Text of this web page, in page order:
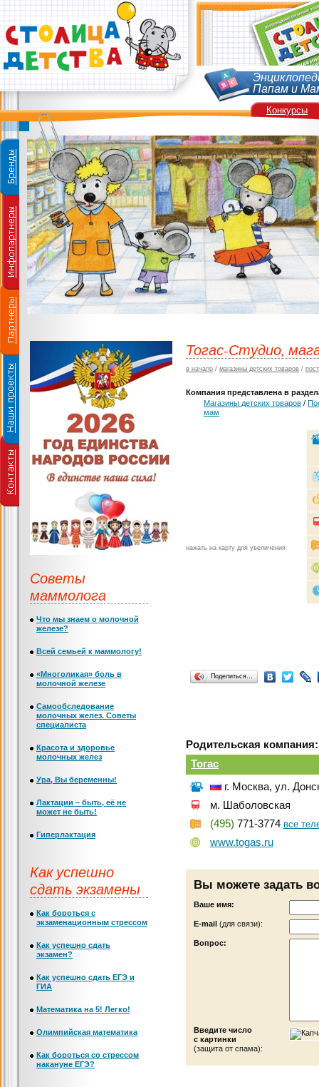
Папам и
Тогас-Студио,
в начало / магазины детских товаров /
Компания представлена в
Магазины детских товаров /
мам
нажать на карту для увеличения
Поделиться…
Родительская компания:
Тогас
г. Москва, ул.
м. Шаболовская
(495) 771-3774 все
www.togas.ru
Вы можете задать
Ваше имя:
Е-mail (для связи):
Вопрос:
Введите число
с картинки
(защита от спама):
Советы
маммолога
Что мы знаем о молочной
железе?
Всей семьей к маммологу!
«Многоликая» боль в
молочной железе
Самообследование
молочных желез. Советы
специалиста
Красота и здоровье
молочных желез
Ура, Вы беременны!
Лактации – быть, её не
может не быть!
Гиперлактация
Как успешно
сдать экзамены
Как бороться с
экзаменационным стрессом
Как успешно сдать
экзамен?
Как успешно сдать ЕГЭ и
ГИА
Математика на 5! Легко!
Олимпийская математика
Как бороться со стрессом
накануне ЕГЭ?
Конкурсы